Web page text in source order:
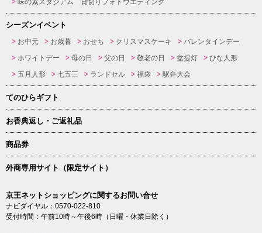
味の素スタジアム 貸切りフォトウエディング
シーズンイベント
お中元 お歳暮 おせち クリスマスケーキ
バレンタインデー
ホワイトデー
母の日 父の日 敬老の日 盆提灯
ひな人形
五月人形
七五三 ランドセル 福袋 駅弁大会
てのひらギフト
お香典返し・ご返礼品
商品券
外商専用サイト（限定サイト）
京王ネットショッピングに関するお問い合せ
ナビダイヤル：0570-022-810
受付時間：午前10時～午後6時（日曜・休業日除く）